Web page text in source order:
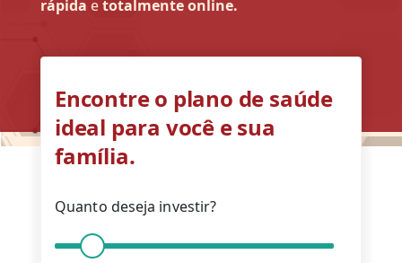
de
Parceiros
Contato
rápida etotalmente online.
Encontre o plano de saúde
ideal para você e sua
família.
Quanto deseja investir?